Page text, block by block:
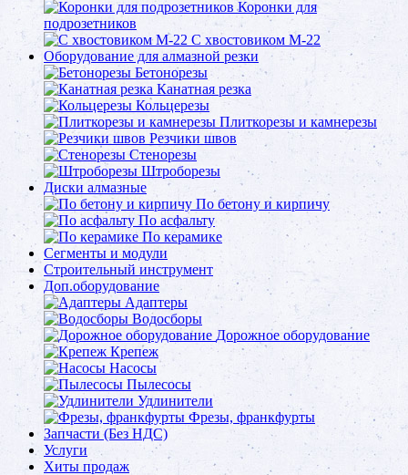
Коронки для
подрозетников
С хвостовиком М-22
Оборудование для алмазной резки
Бетонорезы
Канатная резка
Кольцерезы
Плиткорезы и камнерезы
Резчики швов
Стенорезы
Штроборезы
Диски алмазные
По бетону и кирпичу
По асфальту
По керамике
Сегменты и модули
Строительный инструмент
Доп.оборудование
Адаптеры
Водосборы
Дорожное оборудование
Крепеж
Насосы
Пылесосы
Удлинители
Фрезы, франкфурты
Запчасти (Без НДС)
Услуги
Хиты продаж